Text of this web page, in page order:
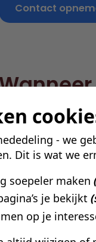
- we
Dit is wat we
soepeler maken
je bekijkt
op je
Contact
HR Manager
organisatie in
Er sprake is van
geen interne